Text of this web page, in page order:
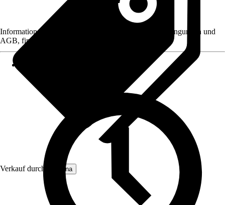
Verkauf durch: Moluna
Informationen des Verkäufers, wie z. B. Rückgabebedingungen und
AGB, finden Sie bei Klick auf den Verkäufernamen.